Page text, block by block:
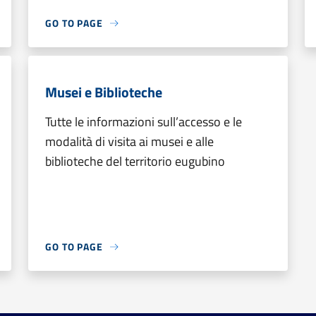
GO TO PAGE
Musei e Biblioteche
Tutte le informazioni sull’accesso e le
modalità di visita ai musei e alle
biblioteche del territorio eugubino
GO TO PAGE